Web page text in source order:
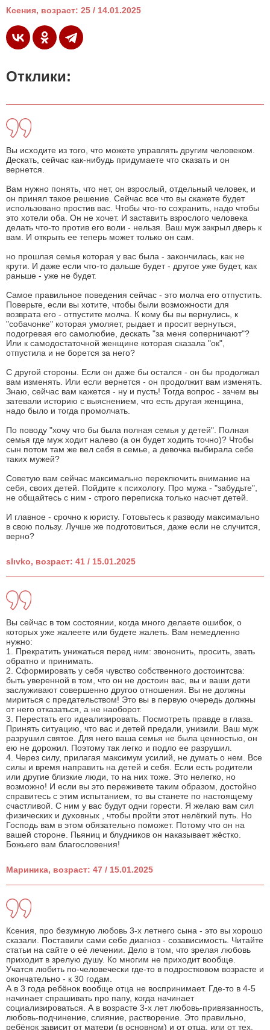
Ксения, возраст: 25 / 14.01.2025
Отклики:
Вы исходите из того, что можете управлять другим человеком.
Дескать, сейчас как-нибудь придумаете что сказать и он
вернется.
Вам нужно понять, что нет, он взрослый, отдельный человек, и
он принял такое решение. Сейчас все что вы скажете будет
использовано простив вас. Чтобы что-то сохранить, надо чтобы
это хотели оба. Он не хочет. И заставить взрослого человека
делать что-то против его воли - нельзя. Ваш муж закрыл дверь к
вам. И открыть ее теперь может только он сам.
но прошлая семья которая у вас была - закончилась, как не
крути. И даже если что-то дальше будет - другое уже будет, как
раньше - уже не будет.
Самое правильное поведения сейчас - это молча его отпустить.
Поверьте, если вы хотите, чтобы были возможности для
возврата его - отпустите молча. К кому бы вы вернулись, к
"собачонке" которая умоляет, рыдает и просит вернуться,
подогревая его самолюбие, дескать "за меня соперничают"?
Или к самодостаточной женщине которая сказала "ок",
отпустила и не борется за него?
С другой стороны. Если он даже бы остался - он бы продолжал
вам изменять. Или если вернется - он продолжит вам изменять.
Знаю, сейчас вам кажется - ну и пусть! Тогда вопрос - зачем вы
затевали историю с выяснением, что есть другая женщина,
надо было и тогда промолчать.
По поводу "хочу что бы была полная семья у детей". Полная
семья где муж ходит налево (а он будет ходить точно)? Чтобы
сын потом там же вел себя в семье, а девочка выбирала себе
таких мужей?
Советую вам сейчас максимально переключить внимание на
себя, своих детей. Пойдите к психологу. Про мужа - "забудьте",
не общайтесь с ним - строго переписка только насчет детей.
И главное - срочно к юристу. Готовьтесь к разводу максимально
в свою пользу. Лучше же подготовиться, даже если не случится,
верно?
slıvko, возраст: 41 / 15.01.2025
Вы сейчас в том состоянии, когда много делаете ошибок, о
которых уже жалеете или будете жалеть. Вам немедленно
нужно:
1. Прекратить унижаться перед ним: звононить, просить, звать
обратно и принимать.
2. Сформировать у себя чувство собственного достоинтсва:
быть уверенной в том, что он не достоин вас, вы и ваши дети
заслуживают совершенно другоо отношения. Вы не должны
мириться с предательством! Это вы в первую очередь должны
от него отказаться, а не наоборот.
3. Перестать его идеализировать. Посмотреть правде в глаза.
Принять ситуацию, что вас и детей предали, унизили. Ваш муж
разрушил святое. Для него ваша семья не была ценностью, он
ею не дорожил. Поэтому так легко и подло ее разрушил.
4. Через силу, прилагая максимум усилий, не думать о нем. Все
силы и время направить на детей и себя. Если есть родители
или другие близкие люди, то на них тоже. Это нелегко, но
возможно! И если вы это переживете таким образом, достойно
справитесь с этим испытанием, то вы станете по настоящему
счастливой. С ним у вас будут одни горести. Я желаю вам сил
физических и духовных , чтобы пройти этот нелёгкий путь. Но
Господь вам в этом обязательно поможет. Потому что он на
вашей стороне. Пьяниц и блудников он наказывает жёстко.
Божьего вам благословения!
Мариника, возраст: 47 / 15.01.2025
Ксения, про безумную любовь 3-х летнего сына - это вы хорошо
сказали. Поставили сами себе диагноз - созависимость. Читайте
статьи на сайте о её лечении. Дело в том, что зрелая любовь
приходит в зрелую душу. Ко многим не приходит вообще.
Учатся любить по-человечески где-то в подростковом возрасте и
окончательно - к 30 годам.
А в 3 года ребёнок вообще отца не воспринимает. Где-то в 4-5
начинает спрашивать про папу, когда начинает
социализироваться. А в возрасте 3-х лет любовь-привязанность,
любовь-подчинение, слияние, растворение. Это правильно,
ребёнок зависит от матери (в основном) и от отца, или от тех,